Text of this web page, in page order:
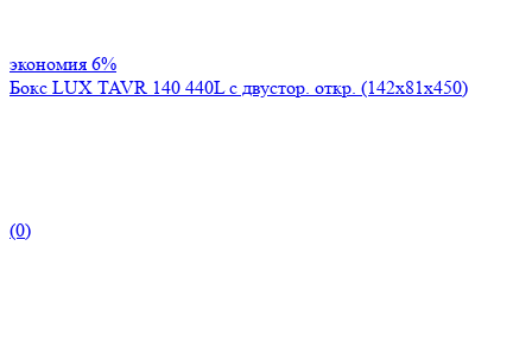
экономия 6%
Бокс LUX TAVR 140 440L с двустор. откр. (142х81х450)
(0)